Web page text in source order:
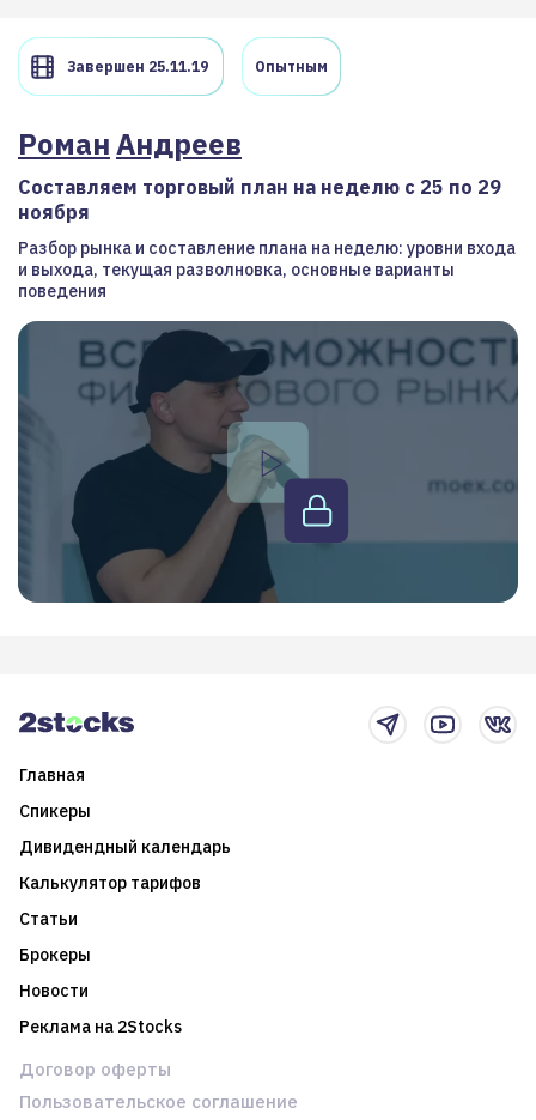
Завершен 25.11.19 Опытным
РоманАндреев
Составляем торговый план на неделю с 25 по 29
ноября
Разбор рынка и составление плана на неделю: уровни входа
и выхода, текущая разволновка, основные варианты
поведения
Главная
Спикеры
Дивидендный календарь
Калькулятор тарифов
Статьи
Брокеры
Новости
Реклама на 2Stocks
Договор оферты
Пользовательское соглашение